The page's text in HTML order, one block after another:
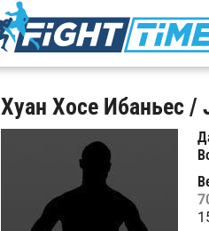
Хуан Хосе Ибаньес /